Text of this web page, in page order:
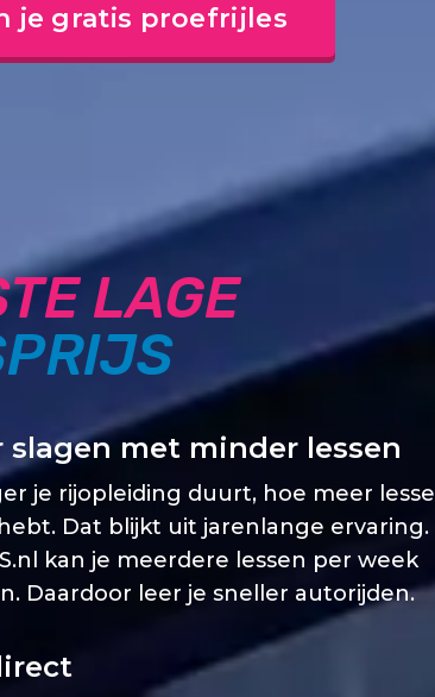
je gratis proefrijles
LAGE
slagen met minder lessen
je rijopleiding duurt, hoe meer
Dat blijkt uit jarenlange ervaring.
kan je meerdere lessen per week
Daardoor leer je sneller autorijden.